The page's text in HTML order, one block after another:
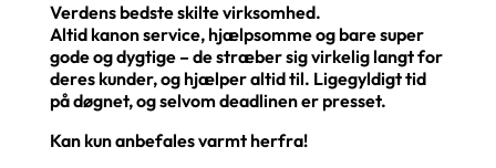
Verdens bedste skilte virksomhed.
Altid kanon service, hjælpsomme og bare super
gode og dygtige – de stræber sig virkelig langt for
deres kunder, og hjælper altid til. Ligegyldigt tid
på døgnet, og selvom deadlinen er presset.
Kan kun anbefales varmt herfra!